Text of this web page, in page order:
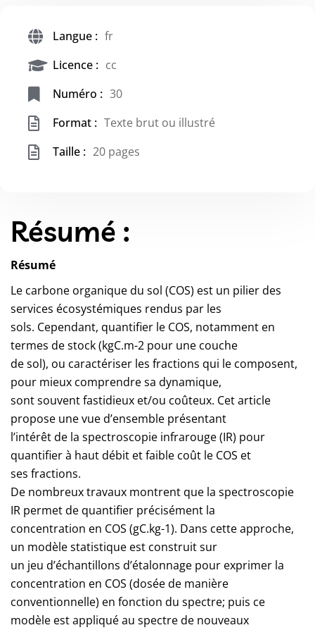
Langue : fr
Licence : cc
Numéro : 30
Format : Texte brut ou illustré
Taille : 20 pages
Résumé :
Résumé
Le carbone organique du sol (COS) est un pilier des
services écosystémiques rendus par les
sols. Cependant, quantifier le COS, notamment en
termes de stock (kgC.m-2 pour une couche
de sol), ou caractériser les fractions qui le composent,
pour mieux comprendre sa dynamique,
sont souvent fastidieux et/ou coûteux. Cet article
propose une vue d’ensemble présentant
l’intérêt de la spectroscopie infrarouge (IR) pour
quantifier à haut débit et faible coût le COS et
ses fractions.
De nombreux travaux montrent que la spectroscopie
IR permet de quantifier précisément la
concentration en COS (gC.kg-1). Dans cette approche,
un modèle statistique est construit sur
un jeu d’échantillons d’étalonnage pour exprimer la
concentration en COS (dosée de manière
conventionnelle) en fonction du spectre; puis ce
modèle est appliqué au spectre de nouveaux